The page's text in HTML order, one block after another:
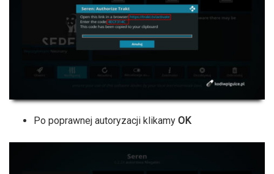
Po poprawnej autoryzacji klikamy OK